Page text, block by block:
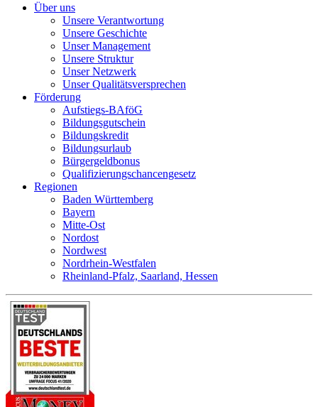
Über uns
Unsere Verantwortung
Unsere Geschichte
Unser Management
Unsere Struktur
Unser Netzwerk
Unser Qualitätsversprechen
Förderung
Aufstiegs-BAföG
Bildungsgutschein
Bildungskredit
Bildungsurlaub
Bürgergeldbonus
Qualifizierungschancengesetz
Regionen
Baden Württemberg
Bayern
Mitte-Ost
Nordost
Nordwest
Nordrhein-Westfalen
Rheinland-Pfalz, Saarland, Hessen